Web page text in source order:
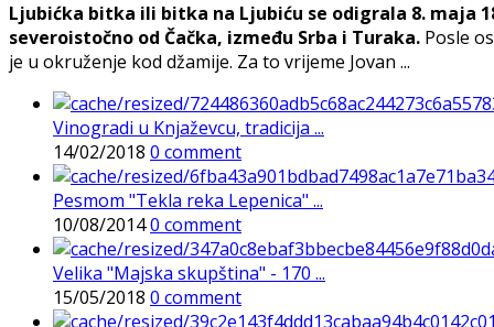
Ljubićka bitka ili bitka na Ljubiću se odigrala 8. maja
severoistočno od Čačka, između Srba i Turaka. Posle
je u okruženje kod džamije. Za to vrijeme Jovan ...
Vinogradi u Knjaževcu, tradicija ...
14/02/2018 0 comment
Pesmom "Tekla reka Lepenica" ...
10/08/20140 comment
Velika "Majska skupština" - 170 ...
15/05/2018 0 comment